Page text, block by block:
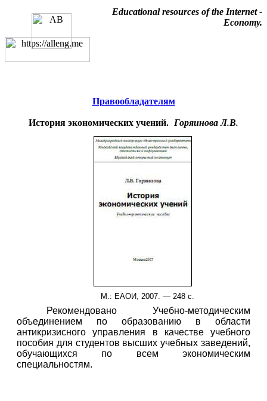
Educational resources of the Internet-
Economy.
Правообладателям
История экономических учений. Горяинова Л.В.
М.: ЕАОИ, 2007. — 248 с.
Рекомендовано Учебно-методическим
объединением по образованию в области
антикризисного управления в качестве учебного
пособия для студентов высших учебных заведений,
обучающихся по всем экономическим
специальностям.